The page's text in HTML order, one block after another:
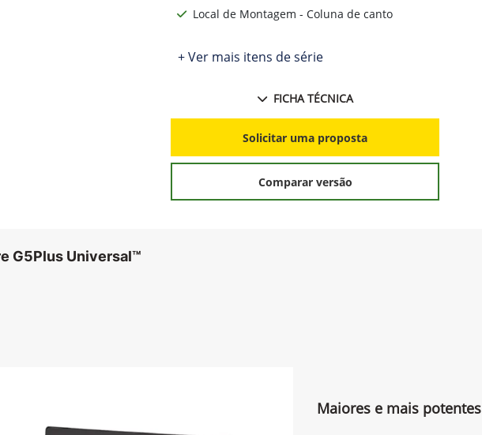
Local de Montagem - Coluna de canto
+ Ver mais itens de série
FICHA TÉCNICA
Solicitar uma proposta
Comparar versão
G5Plus Universal™
Maiores e mais potentes